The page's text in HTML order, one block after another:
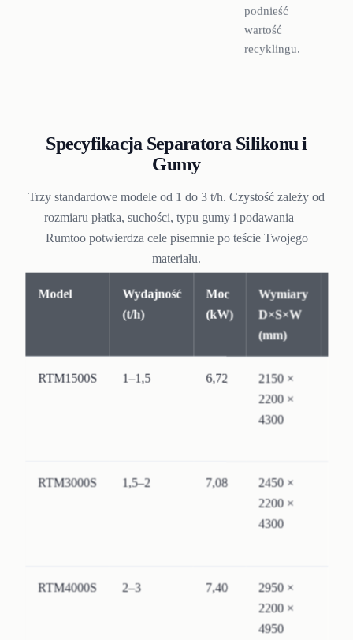
podnieść
wartość
recyklingu.
Specyfikacja Separatora Silikonu i
Gumy
Trzy standardowe modele od 1 do 3 t/h. Czystość zależy od
rozmiaru płatka, suchości, typu gumy i podawania —
Rumtoo potwierdza cele pisemnie po teście Twojego
materiału.
Model
Wydajność
(t/h)
Moc
(kW)
Wymiary
D×S×W
(mm)
RTM1500S 1–1,5 6,72 2150 ×
2200 ×
4300
RTM3000S 1,5–2 7,08 2450 ×
2200 ×
4300
RTM4000S 2–3 7,40 2950 ×
2200 ×
4950